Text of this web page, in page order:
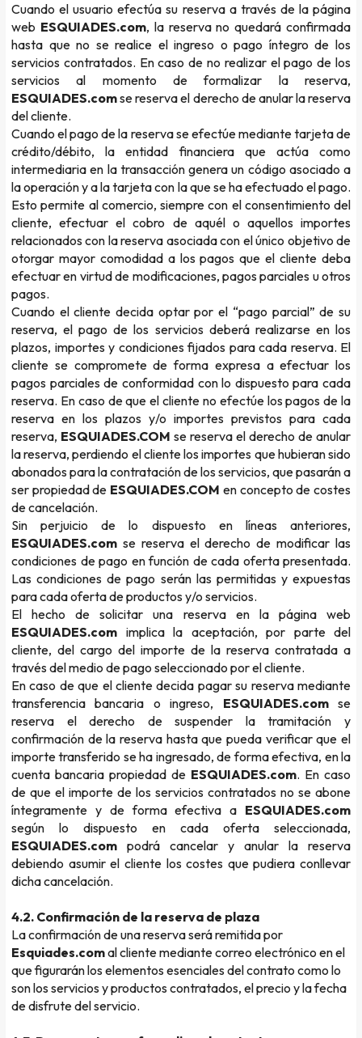
Cuando el usuario efectúa su reserva a través de la página
web ESQUIADES.com, la reserva no quedará confirmada
hasta que no se realice el ingreso o pago íntegro de los
servicios contratados. En caso de no realizar el pago de los
servicios al momento de formalizar la reserva,
ESQUIADES.comse reserva el derecho de anular la reserva
del cliente.
Cuando el pago de la reserva se efectúe mediante tarjeta de
crédito/débito, la entidad financiera que actúa como
intermediaria en la transacción genera un código asociado a
la operación y a la tarjeta con la que se ha efectuado el pago.
Esto permite al comercio, siempre con el consentimiento del
cliente, efectuar el cobro de aquél o aquellos importes
relacionados con la reserva asociada con el único objetivo de
otorgar mayor comodidad a los pagos que el cliente deba
efectuar en virtud de modificaciones, pagos parciales u otros
pagos.
Cuando el cliente decida optar por el “pago parcial” de su
reserva, el pago de los servicios deberá realizarse en los
plazos, importes y condiciones fijados para cada reserva. El
cliente se compromete de forma expresa a efectuar los
pagos parciales de conformidad con lo dispuesto para cada
reserva. En caso de que el cliente no efectúe los pagos de la
reserva en los plazos y/o importes previstos para cada
reserva, ESQUIADES.COM se reserva el derecho de anular
la reserva, perdiendo el cliente los importes que hubieran sido
abonados para la contratación de los servicios, que pasarán a
ser propiedad de ESQUIADES.COM en concepto de costes
de cancelación.
Sin perjuicio de lo dispuesto en líneas anteriores,
ESQUIADES.com se reserva el derecho de modificar las
condiciones de pago en función de cada oferta presentada.
Las condiciones de pago serán las permitidas y expuestas
para cada oferta de productos y/o servicios.
El hecho de solicitar una reserva en la página web
ESQUIADES.com implica la aceptación, por parte del
cliente, del cargo del importe de la reserva contratada a
través del medio de pago seleccionado por el cliente.
En caso de que el cliente decida pagar su reserva mediante
transferencia bancaria o ingreso, ESQUIADES.comse
reserva el derecho de suspender la tramitación y
confirmación de la reserva hasta que pueda verificar que el
importe transferido se ha ingresado, de forma efectiva, en la
cuenta bancaria propiedad de ESQUIADES.com. En caso
de que el importe de los servicios contratados no se abone
íntegramente y de forma efectiva a ESQUIADES.com
según lo dispuesto en cada oferta seleccionada,
ESQUIADES.com podrá cancelar y anular la reserva
debiendo asumir el cliente los costes que pudiera conllevar
dicha cancelación.
4.2. Confirmación de la reserva de plaza
La confirmación de una reserva será remitida por
Esquiades.comal cliente mediante correo electrónico en el
que figurarán los elementos esenciales del contrato como lo
son los servicios y productos contratados, el precio y la fecha
de disfrute del servicio.